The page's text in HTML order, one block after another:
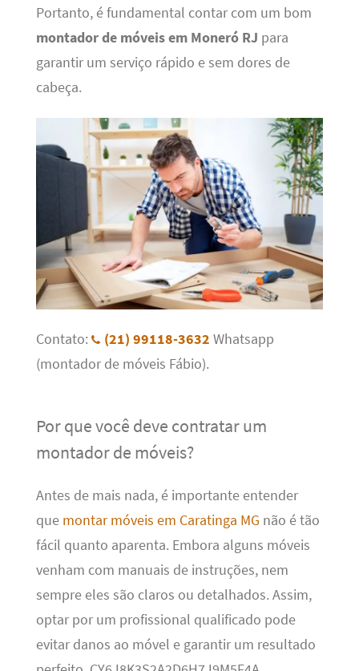
Portanto, é fundamental contar com um bom
montador de móveis em Moneró RJ para
garantir um serviço rápido e sem dores de
cabeça.
Contato: (21) 99118-3632 Whatsapp
(montador de móveis Fábio).
Por que você deve contratar um
montador de móveis?
Antes de mais nada, é importante entender
que montar móveis em Caratinga MG não é tão
fácil quanto aparenta. Embora alguns móveis
venham com manuais de instruções, nem
sempre eles são claros ou detalhados. Assim,
optar por um profissional qualificado pode
evitar danos ao móvel e garantir um resultado